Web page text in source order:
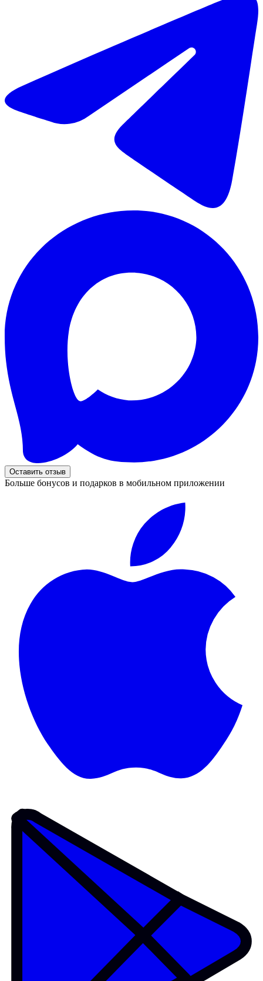
Оставить отзыв
Больше бонусов и подарков в мобильном приложении